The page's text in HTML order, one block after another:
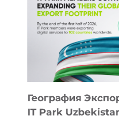
НОВЫЕ
ПРЕДМЕТЫ
ПО
География
IT Park